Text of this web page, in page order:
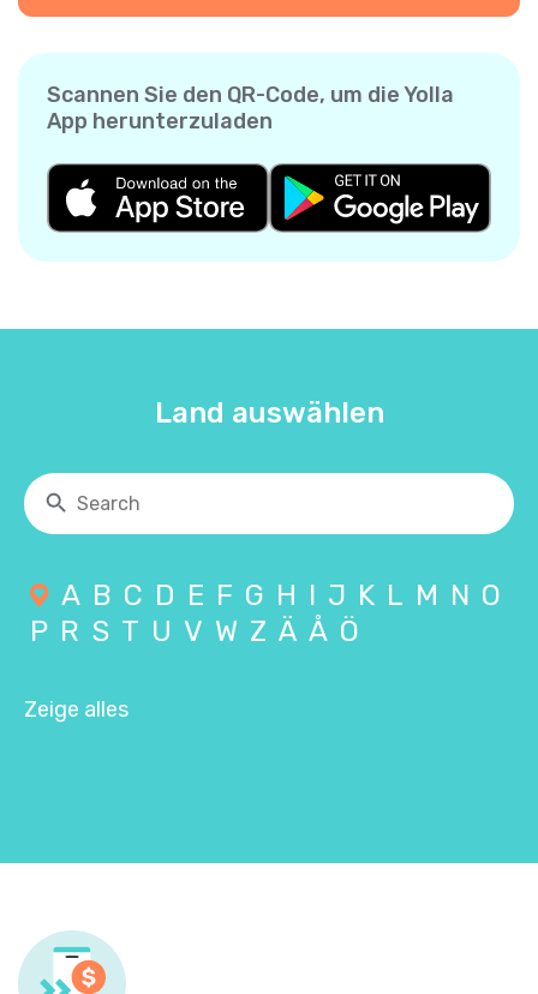
Scannen Sie den QR-Code, um die Yolla
App herunterzuladen
Land auswählen
A B C D E F G H I J K L M N O
P R S T U V W Z Ä Å Ö
Zeige alles